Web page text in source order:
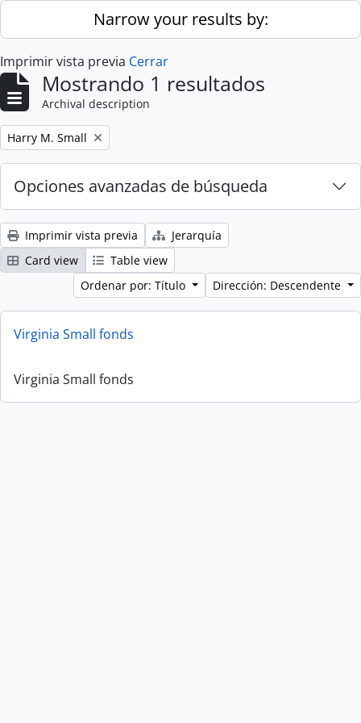
Skip to main contentNarrow your results by:
Imprimir vista previa Cerrar
Mostrando 1 resultados
Archival description
Remove filter:
Harry M. Small
Opciones avanzadas de búsqueda
Imprimir vista previa
Jerarquía
Card view
Table view
Ordenar por: Título
Dirección: Descendente
Virginia Small fonds
Virginia Small fonds